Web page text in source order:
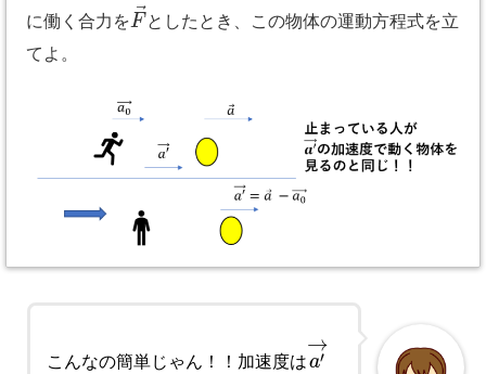
に働く合力をF ⃗
としたとき、この物体の運動方程式を立
てよ。
こんなの簡単じゃん！！加速度はa′
→